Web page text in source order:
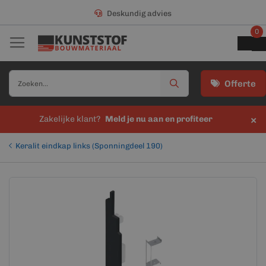
Deskundig advies
Offerte
0
Zakelijke klant? Meld je nu aan en profiteer ×
Keralit eindkap links (Sponningdeel 190)